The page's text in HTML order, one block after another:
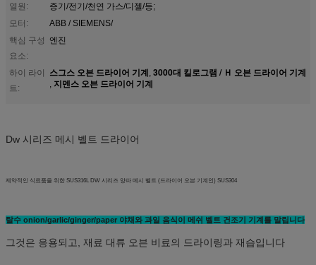
열원:
증기/전기/천연 가스/디젤/등;
모터:
ABB / SIEMENS/
핵심 구성
요소:
엔진
하이 라이
트:
스그스 오븐 드라이어 기계, 3000대 킬로그램 / Ｈ 오븐 드라이어 기계
, 지멘스 오븐 드라이어 기계
Dw 시리즈 메시 벨트 드라이어
제약적인 식료품을 위한 SUS316L DW 시리즈 양파 메시 벨트 (드라이어 오븐 기계인) SUS304
탈수 onion/garlic/ginger/paper 야채와 과일 음식이 메쉬 벨트 건조기 기계를 말립니다
그것은 응용되고, 재료 대류 오븐 비료의 드라이링과 재습입니다